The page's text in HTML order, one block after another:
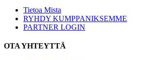
Tietoa Mista
RYHDY KUMPPANIKSEMME
PARTNER LOGIN
OTA YHTEYTTÄ